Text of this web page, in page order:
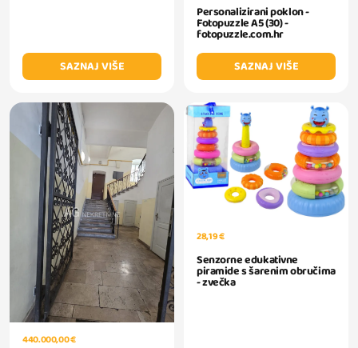
SAZNAJ VIŠE
Personalizirani poklon -
Fotopuzzle A5 (30) -
fotopuzzle.com.hr
SAZNAJ VIŠE
440.000,00 €
28,19 €
Senzorne edukativne
piramide s šarenim obručima
- zvečka